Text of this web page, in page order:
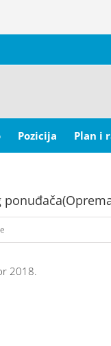
Pozicija Plan i
2018.